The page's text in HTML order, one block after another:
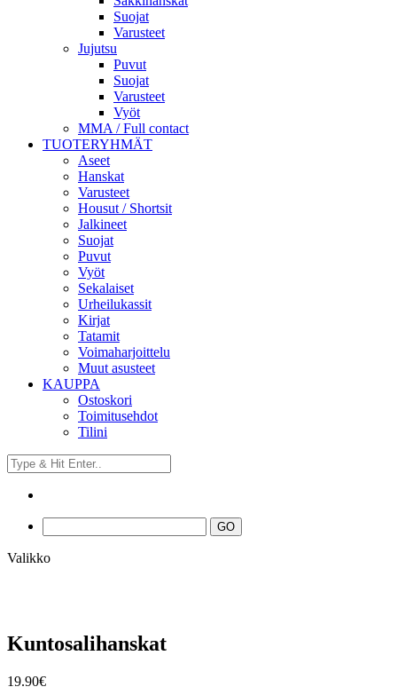
Suojat
Varusteet
Jujutsu
Puvut
Suojat
Varusteet
Vyöt
MMA / Full contact
TUOTERYHMÄT
Aseet
Hanskat
Varusteet
Housut / Shortsit
Jalkineet
Suojat
Puvut
Vyöt
Sekalaiset
Urheilukassit
Kirjat
Tatamit
Voimaharjoittelu
Muut asusteet
KAUPPA
Ostoskori
Toimitusehdot
Tilini
Valikko
Kuntosalihanskat
19.90€